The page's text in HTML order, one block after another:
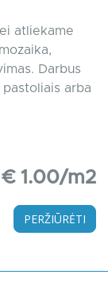
atliekame
Darbus
arba
€ 1.00/m2
PERŽIŪRĖTI